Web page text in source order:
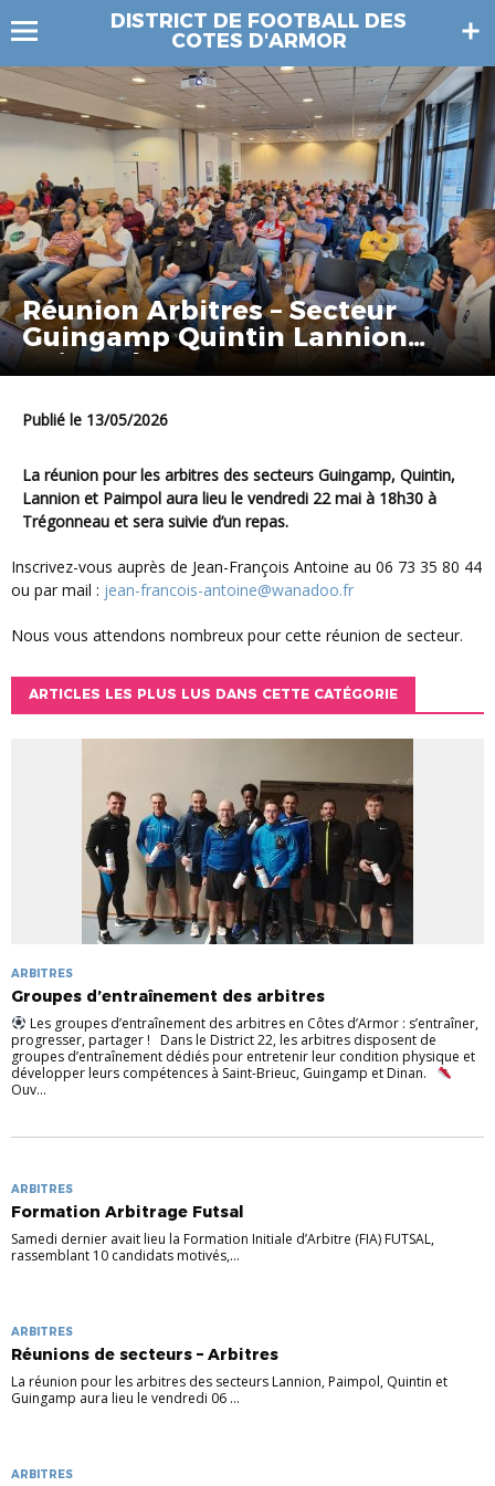
DISTRICT DE FOOTBALL DES
COTES D'ARMOR
Réunion Arbitres – Secteur
Guingamp Quintin Lannion
Paimpol
Publié le 13/05/2026
La réunion pour les arbitres des secteurs Guingamp, Quintin,
Lannion et Paimpol aura lieu le vendredi 22 mai à 18h30 à
Trégonneau et sera suivie d’un repas.
Inscrivez-vous auprès de Jean-François Antoine au 06 73 35 80 44
ou par mail : jean-francois-antoine@wanadoo.fr
Nous vous attendons nombreux pour cette réunion de secteur.
ARTICLES LES PLUS LUS DANS CETTE CATÉGORIE
ARBITRES
Groupes d’entraînement des arbitres
Les groupes d’entraînement des arbitres en Côtes d’Armor : s’entraîner,
progresser, partager ! Dans le District 22, les arbitres disposent de
groupes d’entraînement dédiés pour entretenir leur condition physique et
développer leurs compétences à Saint-Brieuc, Guingamp et Dinan.
Ouv...
ARBITRES
Formation Arbitrage Futsal
Samedi dernier avait lieu la Formation Initiale d’Arbitre (FIA) FUTSAL,
rassemblant 10 candidats motivés,...
ARBITRES
Réunions de secteurs – Arbitres
La réunion pour les arbitres des secteurs Lannion, Paimpol, Quintin et
Guingamp aura lieu le vendredi 06 ...
ARBITRES